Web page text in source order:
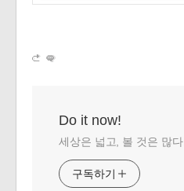
Do it now!
세상은 넓고, 볼 것은 많다.
구독하기